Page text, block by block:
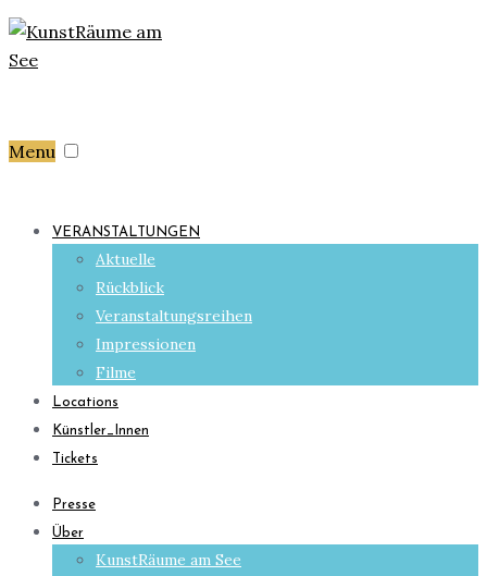
Menu
VERANSTALTUNGEN
Aktuelle
Rückblick
Veranstaltungsreihen
Impressionen
Filme
Locations
Künstler_Innen
Tickets
Presse
Über
KunstRäume am See